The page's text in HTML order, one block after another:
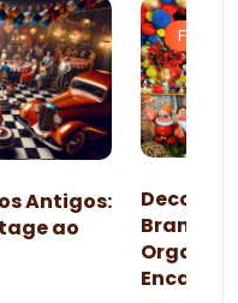
Antigos:
ao
Festa
Branca